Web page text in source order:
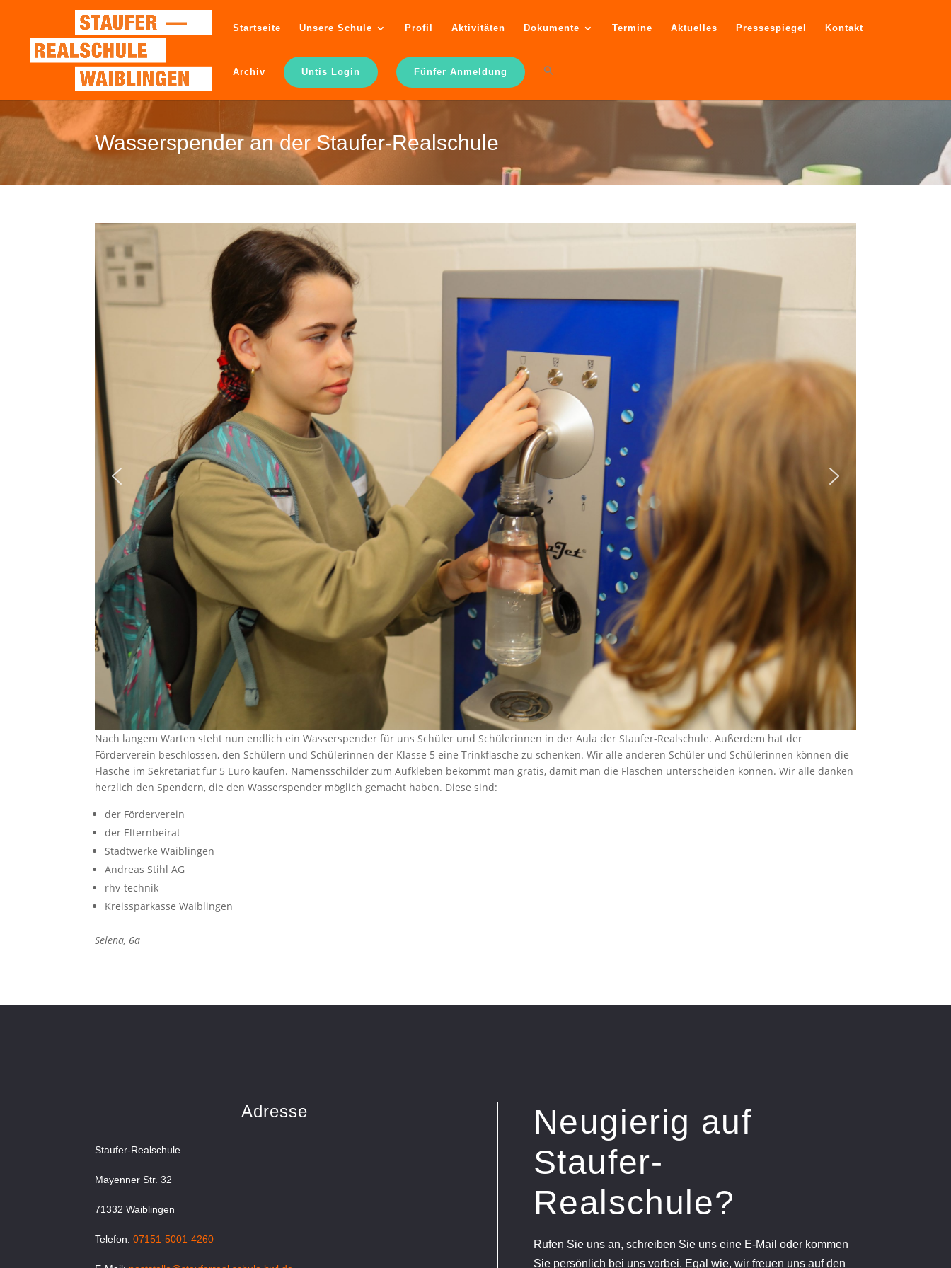
Startseite Unsere Schule Profil Aktivitäten Dokumente Termine Aktuelles Pressespiegel Kontakt
Archiv Untis Login Fünfer Anmeldung
Wasserspender an der Staufer-Realschule
Nach langem Warten steht nun endlich ein Wasserspender für uns Schüler und Schülerinnen in der Aula der Staufer-Realschule. Außerdem hat der
Förderverein beschlossen, den Schülern und Schülerinnen der Klasse 5 eine Trinkflasche zu schenken. Wir alle anderen Schüler und Schülerinnen können die
Flasche im Sekretariat für 5 Euro kaufen. Namensschilder zum Aufkleben bekommt man gratis, damit man die Flaschen unterscheiden können. Wir alle danken
herzlich den Spendern, die den Wasserspender möglich gemacht haben. Diese sind:
der Förderverein
der Elternbeirat
Stadtwerke Waiblingen
Andreas Stihl AG
rhv-technik
Kreissparkasse Waiblingen
Selena, 6a
Adresse
Staufer-Realschule
Mayenner Str. 32
71332 Waiblingen
Telefon:07151-5001-4260
Neugierig auf
Staufer-
Realschule?
Rufen Sie uns an, schreiben Sie uns eine E-Mail oder kommen
Sie persönlich bei uns vorbei. Egal wie, wir freuen uns auf den